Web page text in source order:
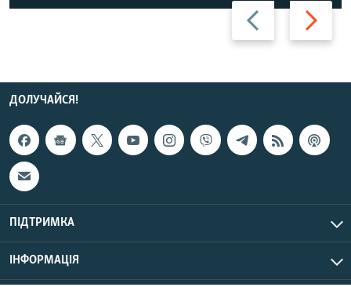
Назад Вперед
ДОЛУЧАЙСЯ!
ПІДТРИМКА
ІНФОРМАЦІЯ